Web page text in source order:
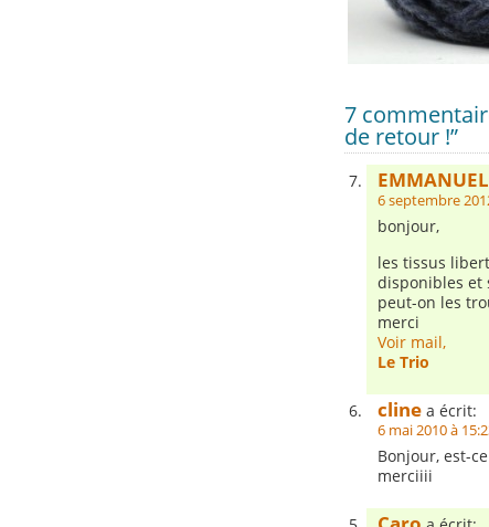
7
de retour !”
6 septembre
bonjour,
les tissus
disponibles et
peut-on les
merci
Voir mail,
Le Trio
cline a écrit:
6 mai 2010 à
Bonjour, est-
merciiii